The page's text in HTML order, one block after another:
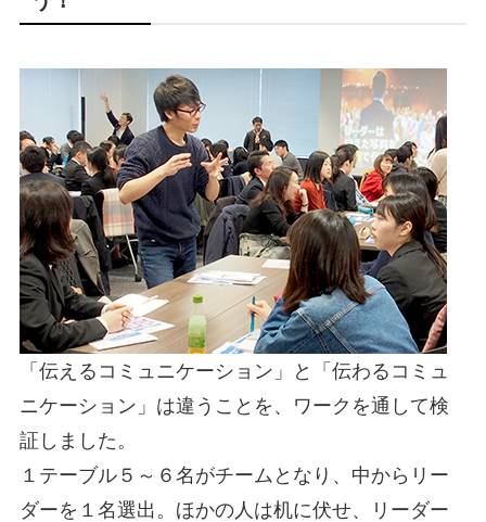
「伝えるコミュニケーション」と「伝わるコミュ
ニケーション」は違うことを、ワークを通して検
証しました。
１テーブル５～６名がチームとなり、中からリー
ダーを１名選出。ほかの人は机に伏せ、リーダー